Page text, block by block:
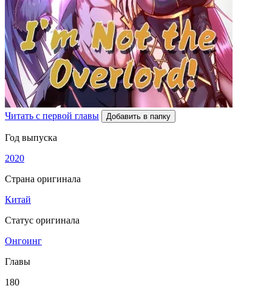
Читать с первой главы Добавить в папку
Год выпуска
2020
Страна оригинала
Китай
Статус оригинала
Онгоинг
Главы
180